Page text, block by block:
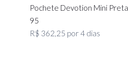
Pochete Devotion Mini Preta
95
R$ 362,25 por 4 dias